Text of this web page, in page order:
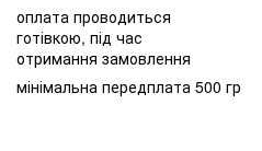
оплата проводиться
готівкою, під час
отримання замовлення
мінімальна передплата 500 гр